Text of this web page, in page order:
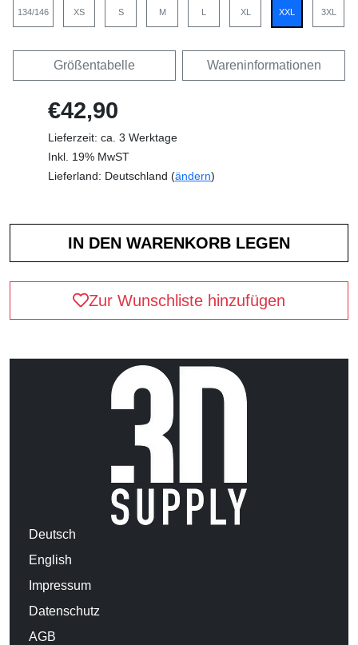
134/146 XS S M L XL XXL 3XL
Größentabelle Wareninformationen
€42,90
Lieferzeit: ca. 3 Werktage
Inkl. 19% MwST
Lieferland: Deutschland (ändern)
Zur Wunschliste hinzufügen
Deutsch
English
Impressum
Datenschutz
AGB